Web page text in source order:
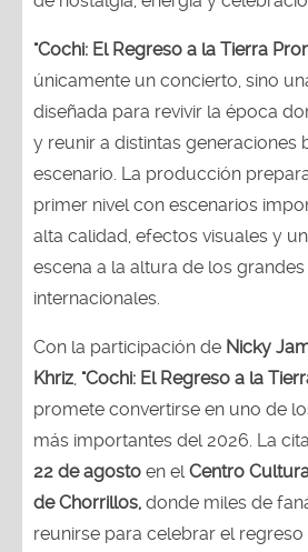
"Cochi: El Regreso a la Tierra
únicamente un concierto, sino
diseñada para revivir la época
y reunir a distintas generaciones
escenario. La producción
primer nivel con escenarios
alta calidad, efectos visuales y
escena a la altura de los
internacionales.
Con la participación de Nicky
Khriz, "Cochi: El Regreso a la
promete convertirse en uno de
más importantes del 2026. La
22 de agosto en elCentro
de Chorrillos, donde miles de
reunirse para celebrar el